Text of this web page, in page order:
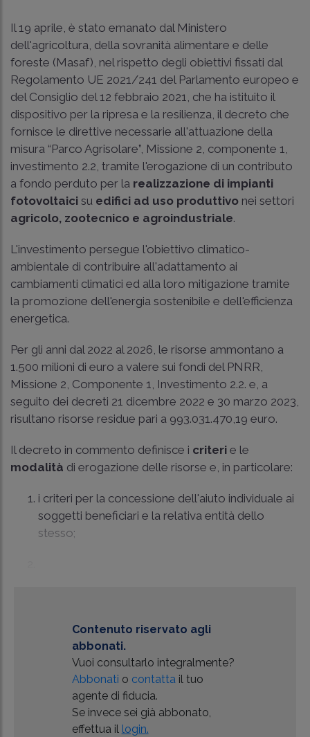
Il 19 aprile, è stato emanato dal Ministero
dell'agricoltura, della sovranità alimentare e delle
foreste (Masaf), nel rispetto degli obiettivi fissati dal
Regolamento UE 2021/241 del Parlamento europeo e
del Consiglio del 12 febbraio 2021, che ha istituito il
dispositivo per la ripresa e la resilienza, il decreto che
fornisce le direttive necessarie all'attuazione della
misura “Parco Agrisolare”, Missione 2, componente 1,
investimento 2.2, tramite l'erogazione di un contributo
a fondo perduto per la realizzazione di impianti
fotovoltaici su edifici ad uso produttivo nei settori
agricolo, zootecnico e agroindustriale.
L'investimento persegue l'obiettivo climatico-
ambientale di contribuire all'adattamento ai
cambiamenti climatici ed alla loro mitigazione tramite
la promozione dell'energia sostenibile e dell'efficienza
energetica.
Per gli anni dal 2022 al 2026, le risorse ammontano a
1.500 milioni di euro a valere sui fondi del PNRR,
Missione 2, Componente 1, Investimento 2.2. e, a
seguito dei decreti 21 dicembre 2022 e 30 marzo 2023,
risultano risorse residue pari a 993.031.470,19 euro.
Il decreto in commento definisce i criteri e le
modalità di erogazione delle risorse e, in particolare:
i criteri per la concessione dell'aiuto individuale ai
soggetti beneficiari e la relativa entità dello
stesso;
Contenuto riservato agli
abbonati.
Vuoi consultarlo integralmente?
Abbonati o contattail tuo
agente di fiducia.
Se invece sei già abbonato,
effettua il login.